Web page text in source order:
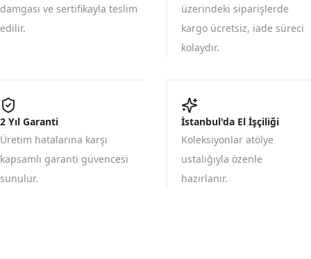
damgası ve sertifikayla teslim
edilir.
üzerindeki siparişlerde
kargo ücretsiz, iade süreci
kolaydır.
2 Yıl Garanti
Üretim hatalarına karşı
kapsamlı garanti güvencesi
sunulur.
İstanbul'da El İşçiliği
Koleksiyonlar atölye
ustalığıyla özenle
hazırlanır.